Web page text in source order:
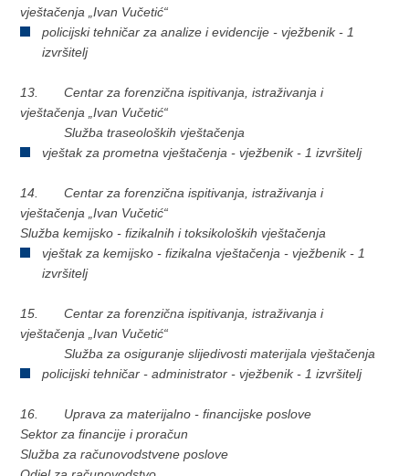
vještačenja „Ivan Vučetić“
policijski tehničar za analize i evidencije - vježbenik - 1
izvršitelj
13. Centar za forenzična ispitivanja, istraživanja i
vještačenja „Ivan Vučetić“
Služba traseoloških vještačenja
vještak za prometna vještačenja - vježbenik - 1 izvršitelj
14. Centar za forenzična ispitivanja, istraživanja i
vještačenja „Ivan Vučetić“
Služba kemijsko - fizikalnih i toksikoloških vještačenja
vještak za kemijsko - fizikalna vještačenja - vježbenik - 1
izvršitelj
15. Centar za forenzična ispitivanja, istraživanja i
vještačenja „Ivan Vučetić“
Služba za osiguranje slijedivosti materijala vještačenja
policijski tehničar - administrator - vježbenik - 1 izvršitelj
16. Uprava za materijalno - financijske poslove
Sektor za financije i proračun
Služba za računovodstvene poslove